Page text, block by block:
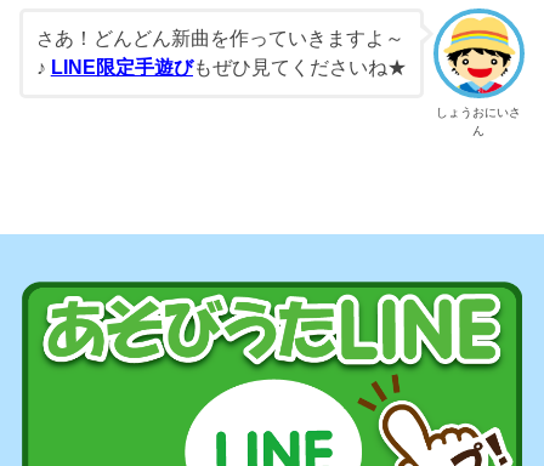
しょうおにいさ
ん
さ あ！どんどん新曲を作っていきますよ～
♪ LINE限定手遊びもぜひ見てくださいね★